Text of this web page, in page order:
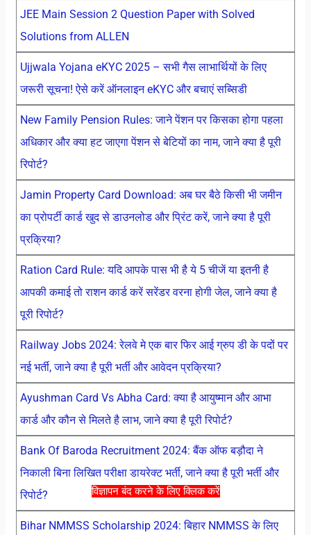
विज्ञापन बंद करने के लिए क्लिक करें
JEE Main Session 2 Question Paper with Solved
Solutions from ALLEN
Ujjwala Yojana eKYC 2025 – सभी गैस लाभार्थियों के लिए
जरूरी सूचना! ऐसे करें ऑनलाइन eKYC और बचाएं सब्सिडी
New Family Pension Rules: जाने पेंशन पर किसका होगा पहला
अधिकार और क्या हट जाएगा पेंशन से बेटियों का नाम, जाने क्या है पूरी
रिपोर्ट?
Jamin Property Card Download: अब घर बैठे किसी भी जमीन
का प्रोपर्टी कार्ड खुद से डाउनलोड और प्रिंट करें, जाने क्या है पूरी
प्रक्रिया?
Ration Card Rule: यदि आपके पास भी है ये 5 चीजें या इतनी है
आपकी कमाई तो राशन कार्ड करें सरेंडर वरना होगी जेल, जाने क्या है
पूरी रिपोर्ट?
Railway Jobs 2024: रेलवे मे एक बार फिर आई ग्रुप डी के पदों पर
नई भर्ती, जाने क्या है पूरी भर्ती और आवेदन प्रक्रिया?
Ayushman Card Vs Abha Card: क्या है आयुष्मान और आभा
कार्ड और कौन से मिलते है लाभ, जाने क्या है पूरी रिपोर्ट?
Bank Of Baroda Recruitment 2024: बैंक ऑफ बड़ौदा ने
निकाली बिना लिखित परीक्षा डायरेक्ट भर्ती, जाने क्या है पूरी भर्ती और
रिपोर्ट?
Bihar NMMSS Scholarship 2024: बिहार NMMSS के लिए